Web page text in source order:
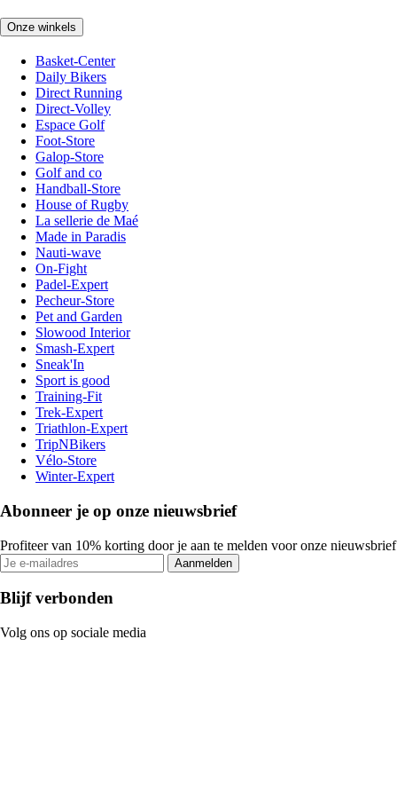
Onze winkels
Basket-Center
Daily Bikers
Direct Running
Direct-Volley
Espace Golf
Foot-Store
Galop-Store
Golf and co
Handball-Store
House of Rugby
La sellerie de Maé
Made in Paradis
Nauti-wave
On-Fight
Padel-Expert
Pecheur-Store
Pet and Garden
Slowood Interior
Smash-Expert
Sneak'In
Sport is good
Training-Fit
Trek-Expert
Triathlon-Expert
TripNBikers
Vélo-Store
Winter-Expert
Abonneer je op onze nieuwsbrief
Profiteer van 10% korting door je aan te melden voor onze nieuwsbrief
Aanmelden
Blijf verbonden
Volg ons op sociale media